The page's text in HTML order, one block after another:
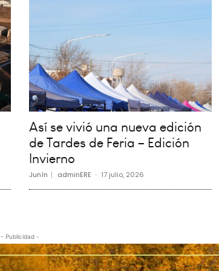
Así se vivió una nueva edición
de Tardes de Feria – Edición
Invierno
Junín adminERE - 17 julio, 2026
- Publicidad -